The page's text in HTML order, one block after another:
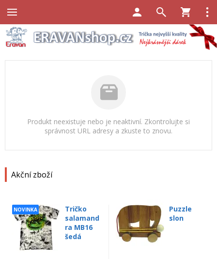
Akční zboží
NOVINKA
Tričko
salamand
ra MB16
šedá
Puzzle
slon
Produkt neexistuje nebo je neaktivní. Zkontrolujte si
správnost URL adresy a zkuste to znovu.